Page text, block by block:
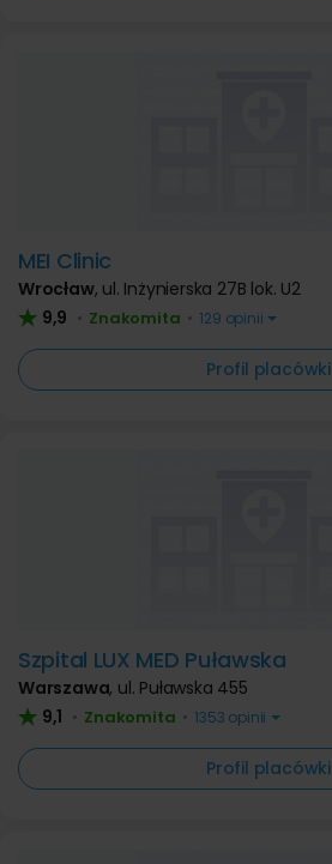
MEI Clinic
Wrocław, ul. Inżynierska 27B lok. U2
9,9 • Znakomita • 129 opinii
Profil placówki
Szpital LUX MED Puławska
Warszawa, ul. Puławska 455
9,1 • Znakomita • 1353 opinii
Profil placówki